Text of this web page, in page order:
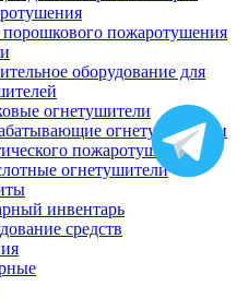
пожаротушения
оборудование для
огнетушители
огнетушители и
пожаротушения
огнетушители
инвентарь
средств